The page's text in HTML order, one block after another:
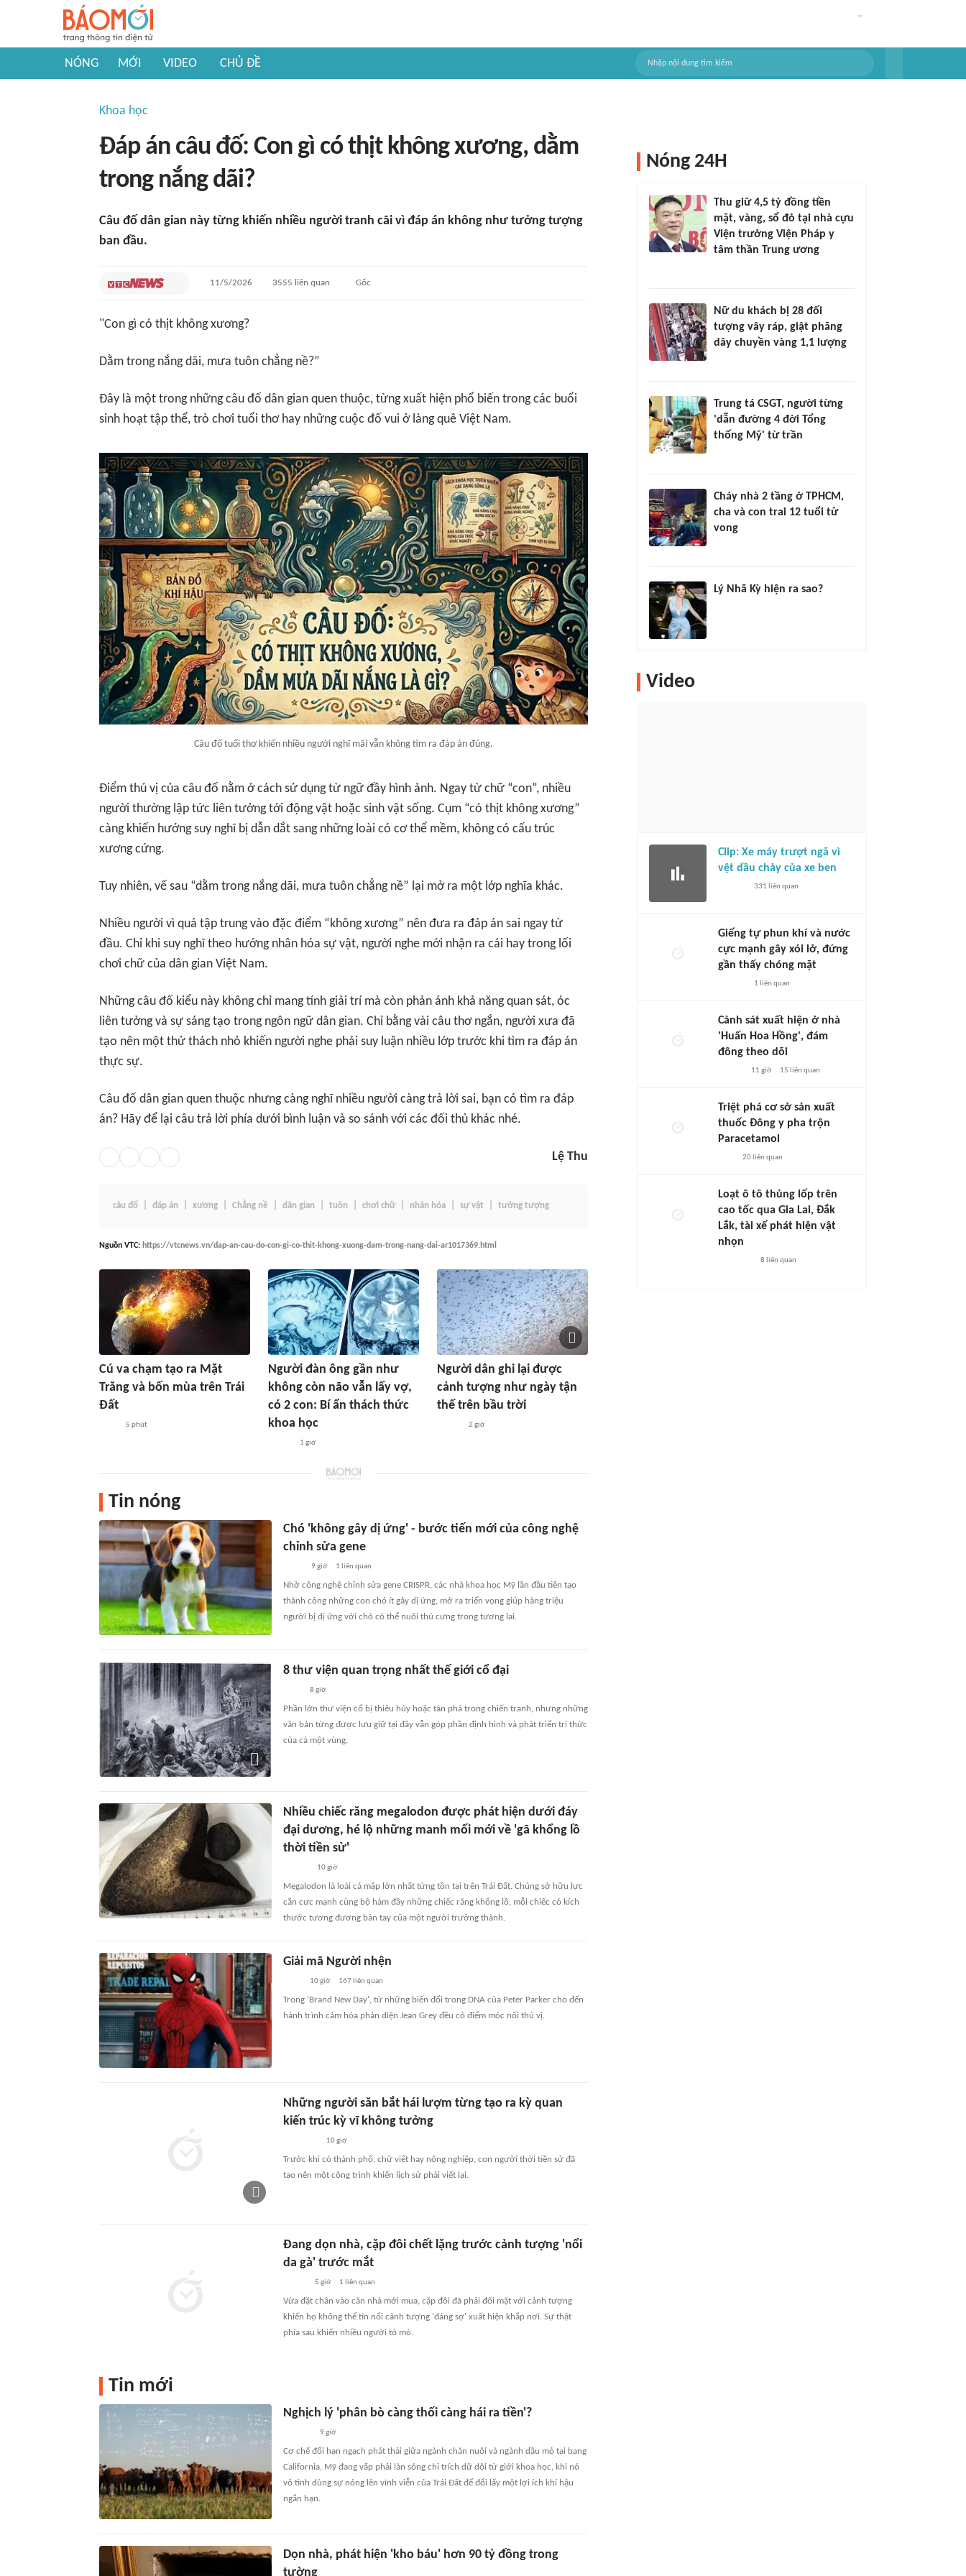
NÓNG MỚI VIDEO CHỦ ĐỀ
Khoa học
Đáp án câu đố: Con gì có thịt không xương, dằm
trong nắng dãi?
Câu đố dân gian này từng khiến nhiều người tranh cãi vì đáp án không như tưởng tượng
ban đầu.
11/5/2026 3555 liên quan Gốc
"Con gì có thịt không xương?
Dằm trong nắng dãi, mưa tuôn chẳng nề?”
Đây là một trong những câu đố dân gian quen thuộc, từng xuất hiện phổ biến trong các buổi
sinh hoạt tập thể, trò chơi tuổi thơ hay những cuộc đố vui ở làng quê Việt Nam.
Câu đố tuổi thơ khiến nhiều người nghĩ mãi vẫn không tìm ra đáp án đúng.
Điểm thú vị của câu đố nằm ở cách sử dụng từ ngữ đầy hình ảnh. Ngay từ chữ “con”, nhiều
người thường lập tức liên tưởng tới động vật hoặc sinh vật sống. Cụm “có thịt không xương”
càng khiến hướng suy nghĩ bị dẫn dắt sang những loài có cơ thể mềm, không có cấu trúc
xương cứng.
Tuy nhiên, vế sau “dằm trong nắng dãi, mưa tuôn chẳng nề” lại mở ra một lớp nghĩa khác.
Nhiều người vì quá tập trung vào đặc điểm “không xương” nên đưa ra đáp án sai ngay từ
đầu. Chỉ khi suy nghĩ theo hướng nhân hóa sự vật, người nghe mới nhận ra cái hay trong lối
chơi chữ của dân gian Việt Nam.
Những câu đố kiểu này không chỉ mang tính giải trí mà còn phản ánh khả năng quan sát, óc
liên tưởng và sự sáng tạo trong ngôn ngữ dân gian. Chỉ bằng vài câu thơ ngắn, người xưa đã
tạo nên một thử thách nhỏ khiến người nghe phải suy luận nhiều lớp trước khi tìm ra đáp án
thực sự.
Câu đố dân gian quen thuộc nhưng càng nghĩ nhiều người càng trả lời sai, bạn có tìm ra đáp
án? Hãy để lại câu trả lời phía dưới bình luận và so sánh với các đối thủ khác nhé.
Lệ Thu
câu đố đáp án xương Chẳng nề dân gian tuôn chơi chữ nhân hóa sự vật tưởng tượng
Nguồn VTC: https://vtcnews.vn/dap-an-cau-do-con-gi-co-thit-khong-xuong-dam-trong-nang-dai-ar1017369.html
Cú va chạm tạo ra Mặt
Trăng và bốn mùa trên Trái
Đất
5 phút
Người đàn ông gần như
không còn não vẫn lấy vợ,
có 2 con: Bí ẩn thách thức
khoa học
1 giờ
Người dân ghi lại được
cảnh tượng như ngày tận
thế trên bầu trời
2 giờ
Tin nóng
Chó 'không gây dị ứng' - bước tiến mới của công nghệ
chỉnh sửa gene
9 giờ 1 liên quan
Nhờ công nghệ chỉnh sửa gene CRISPR, các nhà khoa học Mỹ lần đầu tiên tạo
thành công những con chó ít gây dị ứng, mở ra triển vọng giúp hàng triệu
người bị dị ứng với chó có thể nuôi thú cưng trong tương lai.
8 thư viện quan trọng nhất thế giới cổ đại
8 giờ
Phần lớn thư viện cổ bị thiêu hủy hoặc tàn phá trong chiến tranh, nhưng những
văn bản từng được lưu giữ tại đây vẫn góp phần định hình và phát triển tri thức
của cả một vùng.
Nhiều chiếc răng megalodon được phát hiện dưới đáy
đại dương, hé lộ những manh mối mới về 'gã khổng lồ
thời tiền sử'
10 giờ
Megalodon là loài cá mập lớn nhất từng tồn tại trên Trái Đất. Chúng sở hữu lực
cắn cực mạnh cùng bộ hàm đầy những chiếc răng khổng lồ, mỗi chiếc có kích
thước tương đương bàn tay của một người trưởng thành.
Giải mã Người nhện
10 giờ 167liên quan
Trong 'Brand New Day', từ những biến đổi trong DNA của Peter Parker cho đến
hành trình cảm hóa phản diện Jean Grey đều có điểm móc nối thú vị.
Những người săn bắt hái lượm từng tạo ra kỳ quan
kiến trúc kỳ vĩ không tưởng
10 giờ
Trước khi có thành phố, chữ viết hay nông nghiệp, con người thời tiền sử đã
tạo nên một công trình khiến lịch sử phải viết lại.
Đang dọn nhà, cặp đôi chết lặng trước cảnh tượng 'nổi
da gà' trước mắt
5 giờ 1 liên quan
Vừa đặt chân vào căn nhà mới mua, cặp đôi đã phải đối mặt với cảnh tượng
khiến họ không thể tin nổi cảnh tượng 'đáng sợ' xuất hiện khắp nơi. Sự thật
phía sau khiến nhiều người tò mò.
Tin mới
Nghịch lý 'phân bò càng thối càng hái ra tiền'?
9 giờ
Cơ chế đổi hạn ngạch phát thải giữa ngành chăn nuôi và ngành dầu mỏ tại bang
California, Mỹ đang vấp phải làn sóng chỉ trích dữ dội từ giới khoa học, khi nó
vô tình dùng sự nóng lên vĩnh viễn của Trái Đất để đổi lấy một lợi ích khí hậu
ngắn hạn.
Dọn nhà, phát hiện 'kho báu' hơn 90 tỷ đồng trong
tường
Nóng 24H
Thu giữ 4,5 tỷ đồng tiền
mặt, vàng, sổ đỏ tại nhà cựu
Viện trưởng Viện Pháp y
tâm thần Trung ương
Nữ du khách bị 28 đối
tượng vây ráp, giật phăng
dây chuyền vàng 1,1 lượng
Trung tá CSGT, người từng
'dẫn đường 4 đời Tổng
thống Mỹ' từ trần
Cháy nhà 2 tầng ở TPHCM,
cha và con trai 12 tuổi tử
vong
Lý Nhã Kỳ hiện ra sao?
Video
Clip: Xe máy trượt ngã vì
vệt dầu chảy của xe ben
331 liên quan
Giếng tự phun khí và nước
cực mạnh gây xói lở, đứng
gần thấy chóng mặt
1 liên quan
Cảnh sát xuất hiện ở nhà
'Huấn Hoa Hồng', đám
đông theo dõi
11 giờ 15 liên quan
Triệt phá cơ sở sản xuất
thuốc Đông y pha trộn
Paracetamol
20liên quan
Loạt ô tô thủng lốp trên
cao tốc qua Gia Lai, Đắk
Lắk, tài xế phát hiện vật
nhọn
8 liên quan